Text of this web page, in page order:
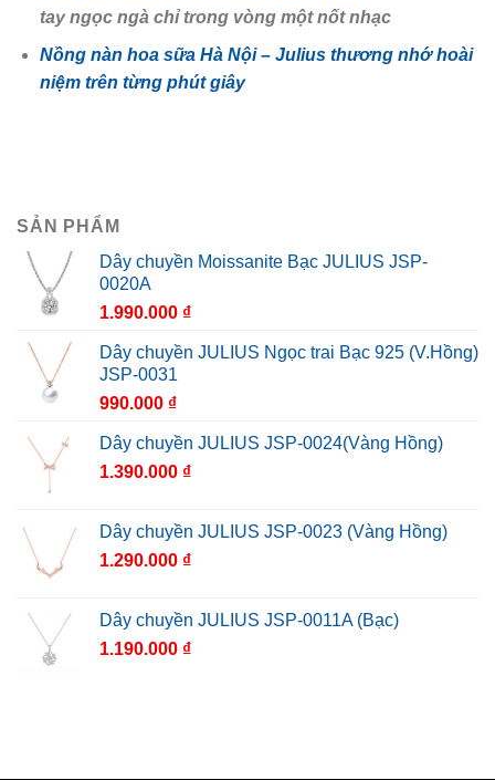
tay ngọc ngà chỉ trong vòng một nốt nhạc
Nồng nàn hoa sữa Hà Nội – Julius thương nhớ hoài
niệm trên từng phút giây
SẢN PHẨM
Dây chuyền Moissanite Bạc JULIUS JSP-
0020A
1.990.000 ₫
Dây chuyền JULIUS Ngọc trai Bạc 925 (V.Hồng)
JSP-0031
990.000 ₫
Dây chuyền JULIUS JSP-0024(Vàng Hồng)
1.390.000 ₫
Dây chuyền JULIUS JSP-0023 (Vàng Hồng)
1.290.000 ₫
Dây chuyền JULIUS JSP-0011A (Bạc)
1.190.000 ₫